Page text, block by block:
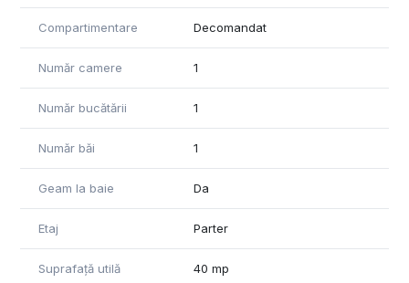
Compartimentare Decomandat
Număr camere 1
Număr bucătării 1
Număr băi 1
Geam la baie Da
Etaj Parter
Suprafață utilă 40 mp